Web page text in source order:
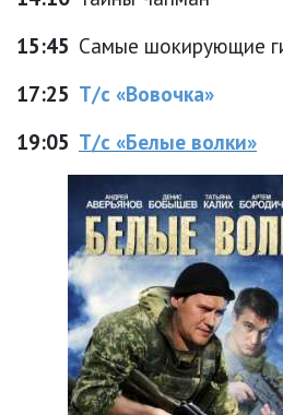
15:45 Самые шокирующие
17:25 Т/с «Вовочка»
19:05 Т/с «Белые волки»